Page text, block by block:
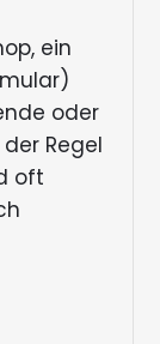
ein
oder
Regel
oft